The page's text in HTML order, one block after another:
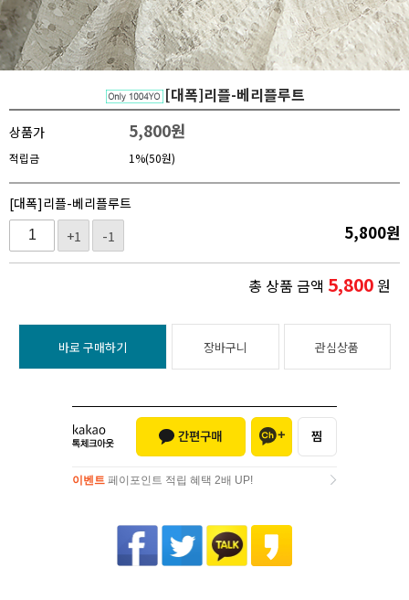
[대폭]리플-베리플루트
상품가 5,800원
적립금 1%(50원)
[대폭]리플-베리플루트
+1
-1 5,800원
총 상품 금액 5,800원
바로 구매하기 장바구니 관심상품
이벤트 페이포인트 적립 혜택 2배 UP!